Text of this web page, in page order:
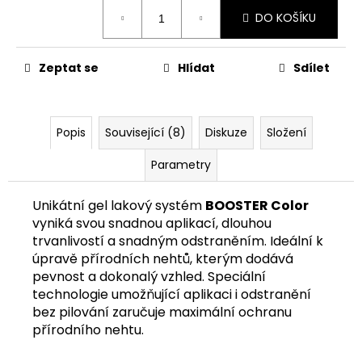
DO KOŠÍKU
Zeptat se Hlídat Sdílet
Popis Související (8) Diskuze
Složení
Parametry
Unikátní gel lakový systém BOOSTER Color
vyniká svou snadnou aplikací, dlouhou
trvanlivostí a snadným odstraněním. Ideální k
úpravě přírodních nehtů, kterým dodává
pevnost a dokonalý vzhled. Speciální
technologie umožňující aplikaci i odstranění
bez pilování zaručuje maximální ochranu
přírodního nehtu.
u